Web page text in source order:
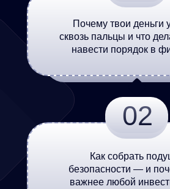
Почему твои деньги
сквозь пальцы и что
навести порядок в
02
Как собрать
безопасности — и
важнее любой